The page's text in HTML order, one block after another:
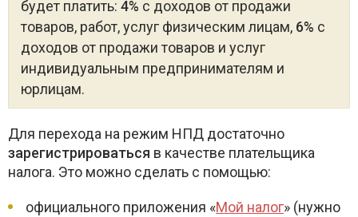
будет платить: 4% с доходов от продажи
товаров, работ, услуг физическим лицам, 6% с
доходов от продажи товаров и услуг
индивидуальным предпринимателям и
юрлицам.
Для перехода на режим НПД достаточно
зарегистрироваться в качестве плательщика
налога. Это можно сделать с помощью:
официального приложения «Мой налог» (нужно